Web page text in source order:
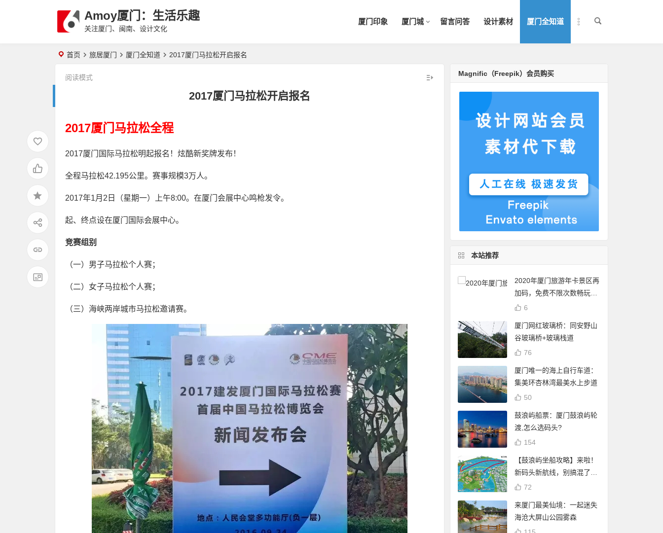
Amoy厦门：生活乐趣
关注厦门、闽南、设计文化
厦门印象 厦门城 留言问答 设计素材 厦门全知道
首页 旅居厦门 厦门全知道 2017厦门马拉松开启报名
2017厦门马拉松开启报名
阅读模式
2017厦门马拉松全程
2017厦门国际马拉松明起报名！炫酷新奖牌发布！
全程马拉松42.195公里。赛事规模3万人。
2017年1月2日（星期一）上午8:00。在厦门会展中心鸣枪发令。
起、终点设在厦门国际会展中心。
竞赛组别
（一）男子马拉松个人赛；
（二）女子马拉松个人赛；
（三）海峡两岸城市马拉松邀请赛。
Magnific（Freepik）会员购买
本站推荐
2020年厦门旅游年卡景区再
加码，免费不限次数畅玩24
个景点
6
厦门网红玻璃桥：同安野山
谷玻璃桥+玻璃栈道
76
厦门唯一的海上自行车道：
集美环杏林湾最美水上步道
50
鼓浪屿船票：厦门鼓浪屿轮
渡,怎么选码头?
154
【鼓浪屿坐船攻略】来啦！
新码头新航线，别搞混了
哦！72
来厦门最美仙境：一起迷失
海沧大屏山公园雾森